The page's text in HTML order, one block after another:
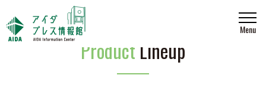
Menu
Product Lineup